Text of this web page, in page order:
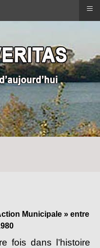
Municipale » entre
fois dans l’histoire
≡